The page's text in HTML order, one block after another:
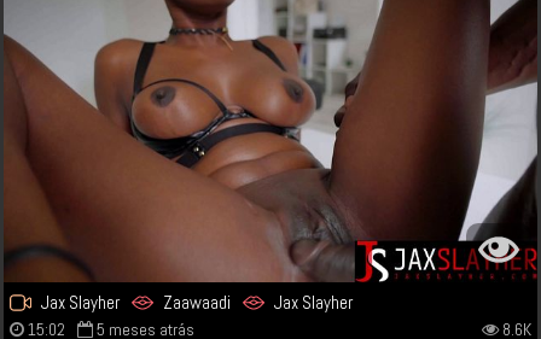
Jax Slayher Zaawaadi Jax Slayher
15:02 5 meses atrás 8.6K